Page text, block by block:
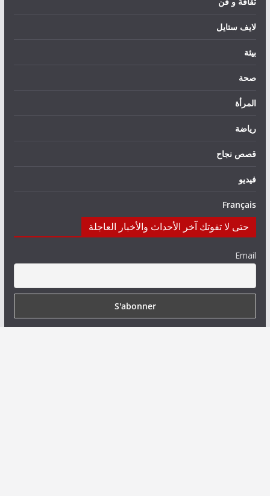
لايف ستايل
بيئة
صحة
المرأة
رياضة
قصص نجاح
فيديو
Français
حتى لا تفوتك آخر الأحداث والأخبار العاجلة
Email